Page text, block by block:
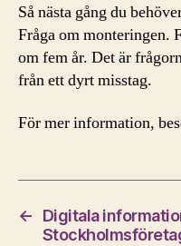
Så nästa gång du
Fråga om monteringen.
om fem år. Det är
från ett dyrt misstag.
För mer information,
←
Digitala